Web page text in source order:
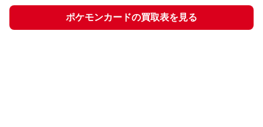
ポケモンカードの買取表を見る